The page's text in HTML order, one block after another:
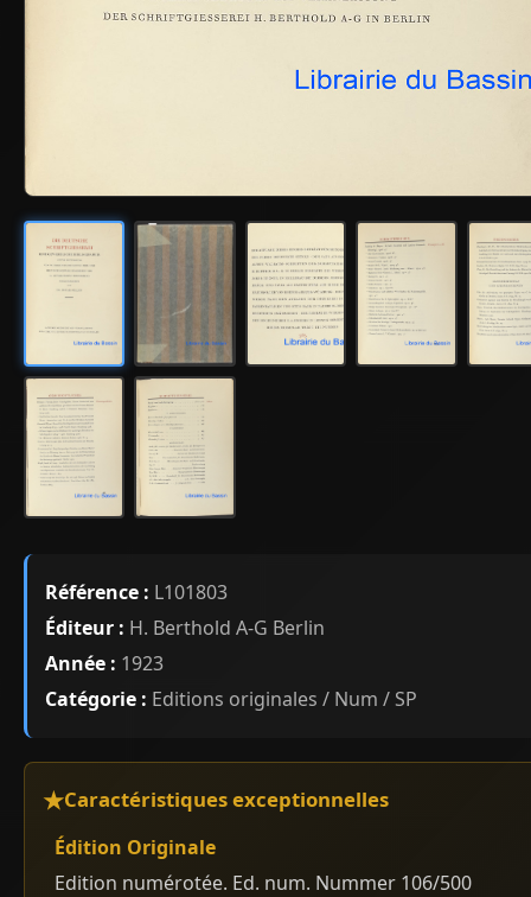
Référence : L101803
Éditeur : H. Berthold A-G Berlin
Année : 1923
Catégorie : Editions originales / Num / SP
Caractéristiques exceptionnelles
Édition Originale
Edition numérotée. Ed. num. Nummer 106/500